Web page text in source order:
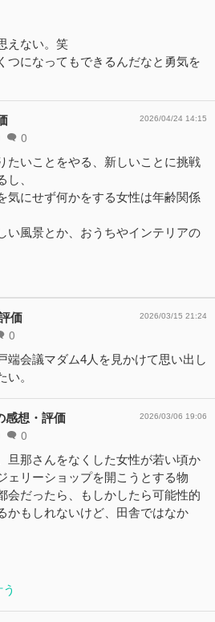
えない。笑
つになってもできるんだなと勇気を
0
2026/04/24 14:15
たいことをやる、新しいことに挑戦
、
気にせず何かをする女性は年齢関係
い風景とか、おうちやインテリアの
価
0
2026/03/15 21:24
端会議マダム4人を見かけて思い出し
い。
感想・評価
0
2026/03/06 19:06
旦那さんをなくした女性が若い頃か
ェリーショップを開こうとする物
会だったら、もしかしたら可能性的
かもしれないけど、田舎ではなか